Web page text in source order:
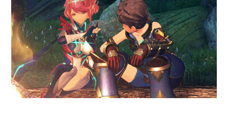
Volviendo a la reseña, vamos